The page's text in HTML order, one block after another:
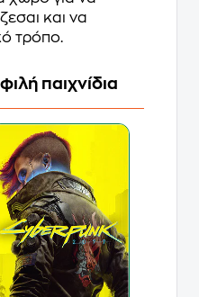
και να
τρόπο.
παιχνίδια